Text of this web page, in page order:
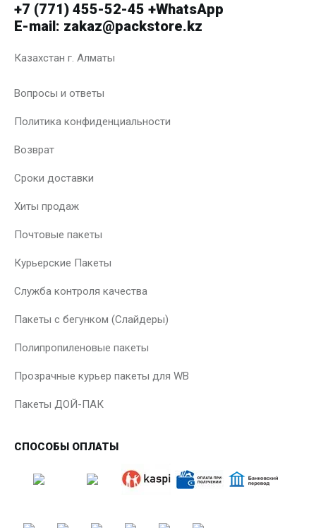
+7 (771) 455-52-45 +WhatsApp
E-mail: zakaz@packstore.kz
Казахстан г. Алматы
Вопросы и ответы
Политика конфиденциальности
Возврат
Сроки доставки
Хиты продаж
Почтовые пакеты
Курьерские Пакеты
Служба контроля качества
Пакеты с бегунком (Слайдеры)
Полипропиленовые пакеты
Прозрачные курьер пакеты для WB
Пакеты ДОЙ-ПАК
СПОСОБЫ ОПЛАТЫ